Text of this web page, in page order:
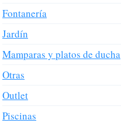
Fontanería
Jardín
Mamparas y platos de ducha
Otras
Outlet
Piscinas